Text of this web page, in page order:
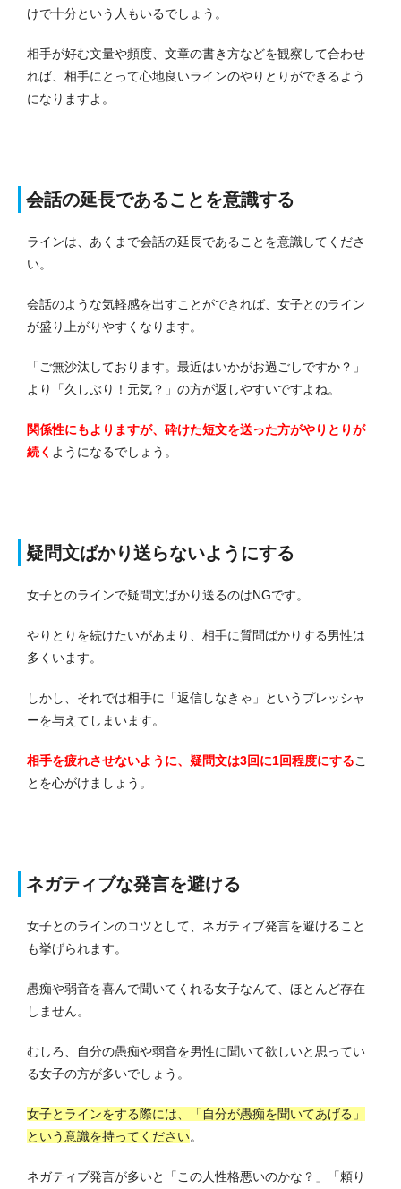
けで十分という人もいるでしょう。
相手が好む文量や頻度、文章の書き方などを観察して合わせ
れば、相手にとって心地良いラインのやりとりができるよう
になりますよ。
会話の延長であることを意識する
ラインは、あくまで会話の延長であることを意識してくださ
い。
会話のような気軽感を出すことができれば、女子とのライン
が盛り上がりやすくなります。
「ご無沙汰しております。最近はいかがお過ごしですか？」
より「久しぶり！元気？」の方が返しやすいですよね。
関係性にもよりますが、砕けた短文を送った方がやりとりが
続く ようになるでしょう。
疑問文ばかり送らないようにする
女子とのラインで疑問文ばかり送るのはNGです。
やりとりを続けたいがあまり、相手に質問ばかりする男性は
多くいます。
しかし、それでは相手に「返信しなきゃ」というプレッシャ
ーを与えてしまいます。
相手を疲れさせないように、疑問文は3回に1回程度にするこ
とを心がけましょう。
ネガティブな発言を避ける
女子とのラインのコツとして、ネガティブ発言を避けること
も挙げられます。
愚痴や弱音を喜んで聞いてくれる女子なんて、ほとんど存在
しません。
むしろ、自分の愚痴や弱音を男性に聞いて欲しいと思ってい
る女子の方が多いでしょう。
女子とラインをする際には、「自分が愚痴を聞いてあげる」
という意識を持ってください。
ネガティブ発言が多いと「この人性格悪いのかな？」「頼り